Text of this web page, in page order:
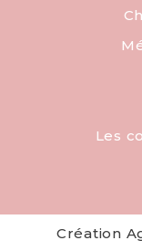
Les
Création